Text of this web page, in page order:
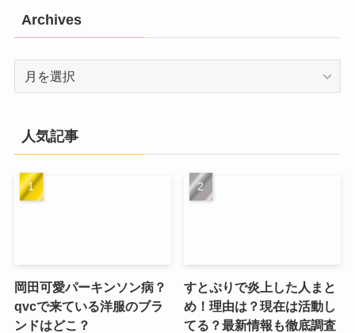
Archives
Archives
人気記事
岡田可愛パーキンソン病？
qvcで来ている洋服のブラ
ンドはどこ？
すとぷりで炎上した人まと
め！理由は？現在は活動し
てる？最新情報も徹底調査